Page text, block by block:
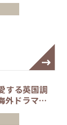
する英国調
外ドラマ…